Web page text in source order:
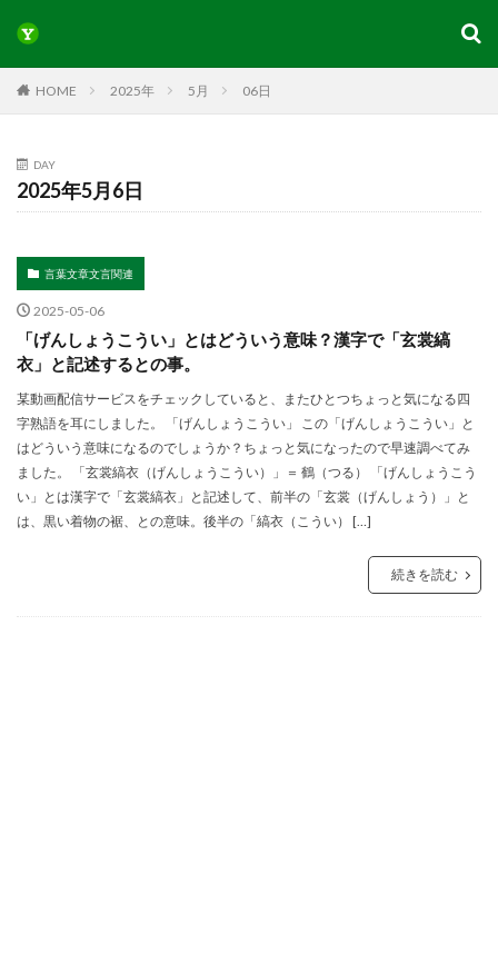
HOME 2025年 5月 06日
DAY
2025年5月6日
言葉文章文言関連
2025-05-06
「げんしょうこうい」とはどういう意味？漢字で「玄裳縞
衣」と記述するとの事。
某動画配信サービスをチェックしていると、またひとつちょっと気になる四
字熟語を耳にしました。 「げんしょうこうい」 この「げんしょうこうい」と
はどういう意味になるのでしょうか？ちょっと気になったので早速調べてみ
ました。 「玄裳縞衣（げんしょうこうい）」＝ 鶴（つる） 「げんしょうこう
い」とは漢字で「玄裳縞衣」と記述して、前半の「玄裳（げんしょう）」と
は、黒い着物の裾、との意味。後半の「縞衣（こうい） […]
続きを読む